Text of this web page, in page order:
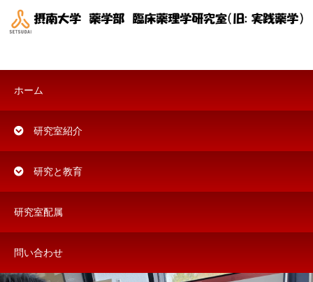
ホーム
研究室紹介
研究と教育
研究室配属
問い合わせ